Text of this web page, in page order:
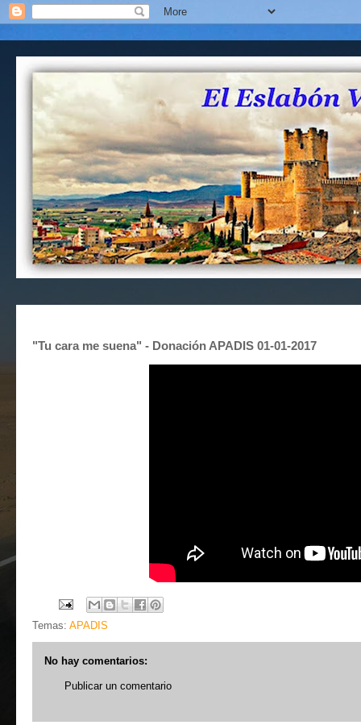
"Tu cara me suena" - Donación APADIS 01-01-2017
Temas: APADIS
No hay comentarios:
Publicar un comentario